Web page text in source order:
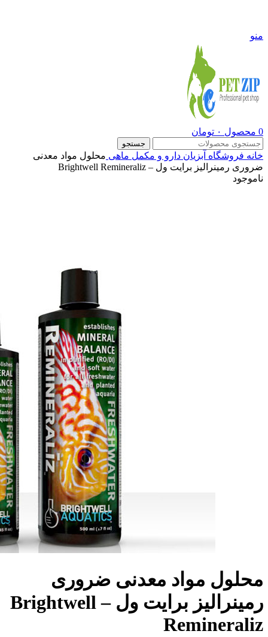
منو
0 محصول ۰ تومان
جستجو
خانه فروشگاه آبزیان دارو و مکمل ماهی محلول مواد معدنی
ضروری رمینرالیز برایت ول – Brightwell Remineraliz
ناموجود
محلول مواد معدنی ضروری
رمینرالیز برایت ول – Brightwell
Remineraliz